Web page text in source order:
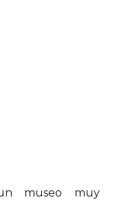
museo muy